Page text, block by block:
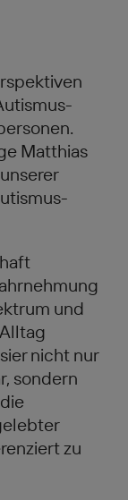
Matthias
und
nicht nur
sondern
zu